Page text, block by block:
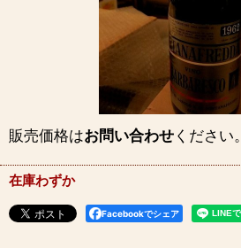
販売価格はお問い合わせください。
在庫わずか
Facebookでシェア